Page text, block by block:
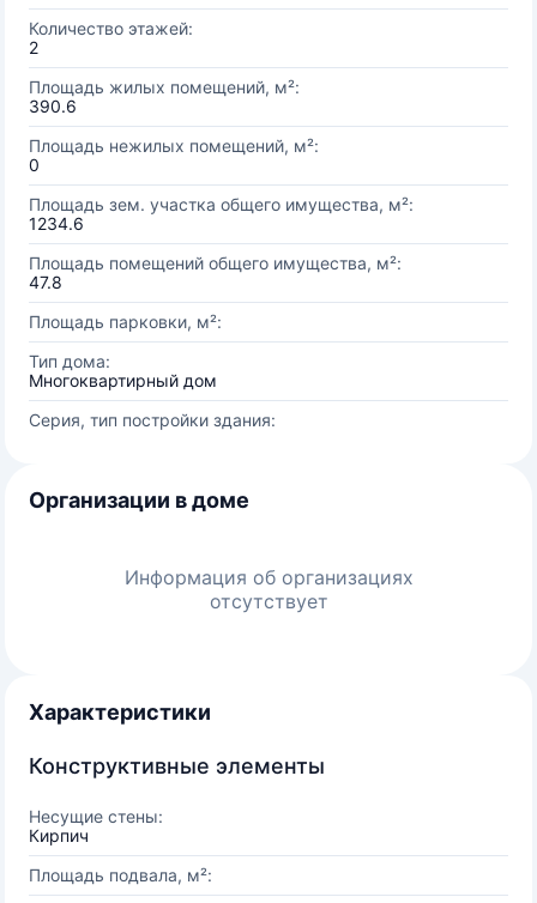
Количество этажей:
2
Площадь жилых помещений, м²:
390.6
Площадь нежилых помещений, м²:
0
Площадь зем. участка общего имущества, м²:
1234.6
Площадь помещений общего имущества, м²:
47.8
Площадь парковки, м²:
Тип дома:
Многоквартирный дом
Серия, тип постройки здания:
Организации в доме
Информация об организациях
отсутствует
Характеристики
Конструктивные элементы
Несущие стены:
Кирпич
Площадь подвала, м²: